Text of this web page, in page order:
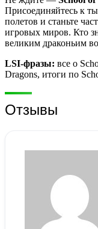
Присоединяйтесь к
полетов и станьте
игровых миров. Кто
великим драконьим
LSI-фразы: все о
Dragons, итоги по
Отзывы